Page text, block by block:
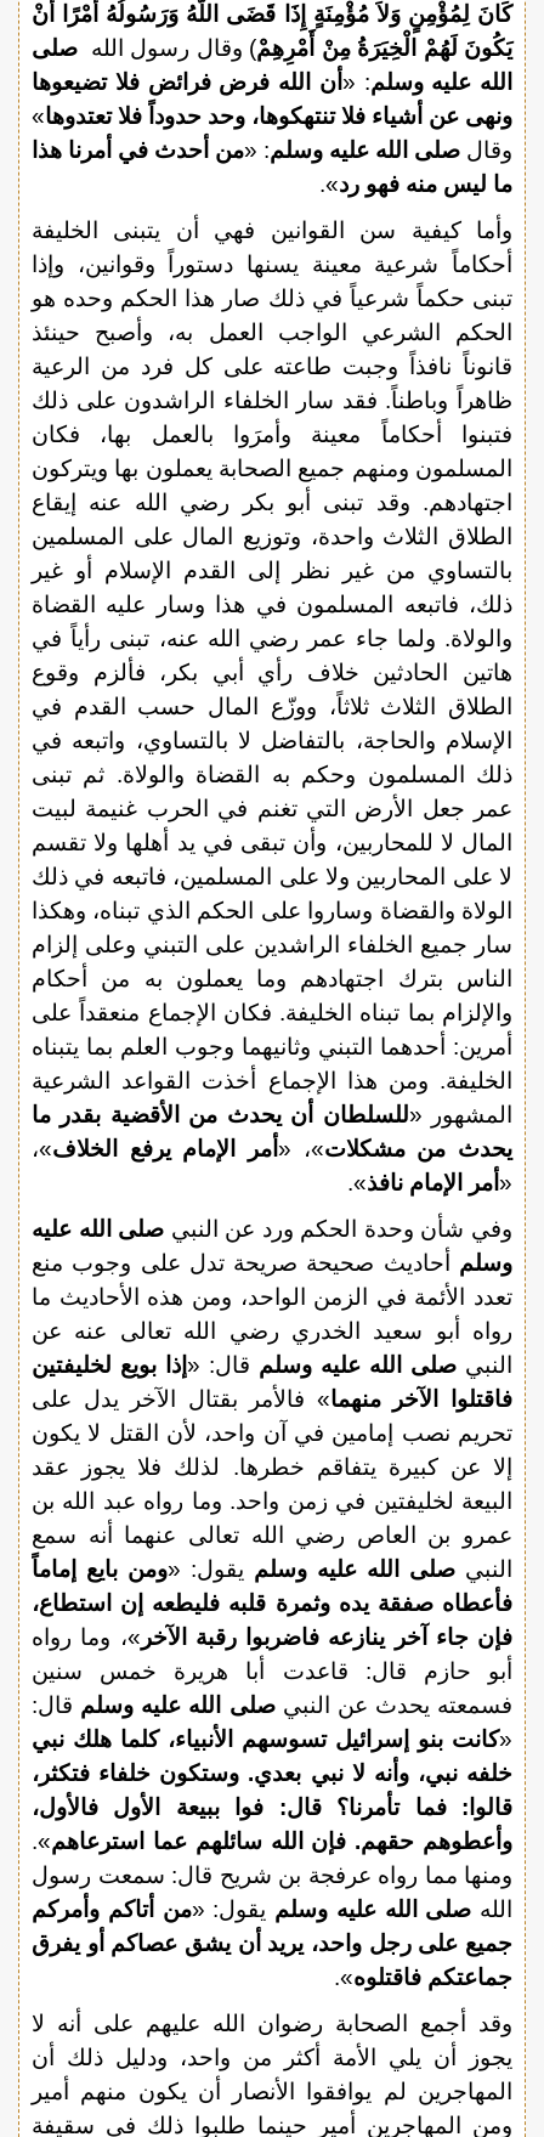
كَانَ لِمُؤْمِنٍ وَلاَ مُؤْمِنَةٍ إِذَا قَضَى اللَّهُ وَرَسُولُهُ أَمْرًا أَنْ
يَكُونَ لَهُمْ الْخِيَرَةُ مِنْ أَمْرِهِمْ) وقال رسول الله صلى
الله عليه وسلم: « أن الله فرض فرائض فلا تضيعوها
ونهى عن أشياء فلا تنتهكوها، وحد حدوداً فلا تعتدوها»
وقال صلى الله عليه وسلم: «من أحدث في أمرنا هذا
ما ليس منه فهو رد».
وأما كيفية سن القوانين فهي أن يتبنى الخليفة
أحكاماً شرعية معينة يسنها دستوراً وقوانين، وإذا
تبنى حكماً شرعياً في ذلك صار هذا الحكم وحده هو
الحكم الشرعي الواجب العمل به، وأصبح حينئذ
قانوناً نافذاً وجبت طاعته على كل فرد من الرعية
ظاهراً وباطناً. فقد سار الخلفاء الراشدون على ذلك
فتبنوا أحكاماً معينة وأمرَوا بالعمل بها، فكان
المسلمون ومنهم جميع الصحابة يعملون بها ويتركون
اجتهادهم. وقد تبنى أبو بكر رضي الله عنه إيقاع
الطلاق الثلاث واحدة، وتوزيع المال على المسلمين
بالتساوي من غير نظر إلى القدم الإسلام أو غير
ذلك، فاتبعه المسلمون في هذا وسار عليه القضاة
والولاة. ولما جاء عمر رضي الله عنه، تبنى رأياً في
هاتين الحادثين خلاف رأي أبي بكر، فألزم وقوع
الطلاق الثلاث ثلاثاً، ووزّع المال حسب القدم في
الإسلام والحاجة، بالتفاضل لا بالتساوي، واتبعه في
ذلك المسلمون وحكم به القضاة والولاة. ثم تبنى
عمر جعل الأرض التي تغنم في الحرب غنيمة لبيت
المال لا للمحاربين، وأن تبقى في يد أهلها ولا تقسم
لا على المحاربين ولا على المسلمين، فاتبعه في ذلك
الولاة والقضاة وساروا على الحكم الذي تبناه، وهكذا
سار جميع الخلفاء الراشدين على التبني وعلى إلزام
الناس بترك اجتهادهم وما يعملون به من أحكام
والإلزام بما تبناه الخليفة. فكان الإجماع منعقداً على
أمرين: أحدهما التبني وثانيهما وجوب العلم بما يتبناه
الخليفة. ومن هذا الإجماع أخذت القواعد الشرعية
المشهور «للسلطان أن يحدث من الأقضية بقدر ما
يحدث من مشكلات»، « أمر الإمام يرفع الخلاف»،
« أمر الإمام نافذ».
وفي شأن وحدة الحكم ورد عن النبي صلى الله عليه
وسلم أحاديث صحيحة صريحة تدل على وجوب منع
تعدد الأئمة في الزمن الواحد، ومن هذه الأحاديث ما
رواه أبو سعيد الخدري رضي الله تعالى عنه عن
النبي صلى الله عليه وسلم قال: « إذا بويع لخليفتين
فاقتلوا الآخر منهما» فالأمر بقتال الآخر يدل على
تحريم نصب إمامين في آن واحد، لأن القتل لا يكون
إلا عن كبيرة يتفاقم خطرها. لذلك فلا يجوز عقد
البيعة لخليفتين في زمن واحد. وما رواه عبد الله بن
عمرو بن العاص رضي الله تعالى عنهما أنه سمع
النبي صلى الله عليه وسلم يقول: «ومن بايع إماماً
فأعطاه صفقة يده وثمرة قلبه فليطعه إن استطاع،
فإن جاء آخر ينازعه فاضربوا رقبة الآخر »، وما رواه
أبو حازم قال: قاعدت أبا هريرة خمس سنين
فسمعته يحدث عن النبيصلى الله عليه وسلم قال:
«كانت بنو إسرائيل تسوسهم الأنبياء، كلما هلك نبي
خلفه نبي، وأنه لا نبي بعدي. وستكون خلفاء فتكثر،
قالوا: فما تأمرنا؟ قال: فوا ببيعة الأول فالأول،
وأعطوهم حقهم. فإن الله سائلهم عما استرعاهم».
ومنها مما رواه عرفجة بن شريح قال: سمعت رسول
الله صلى الله عليه وسلم يقول: «من أتاكم وأمركم
جميع على رجل واحد، يريد أن يشق عصاكم أو يفرق
جماعتكم فاقتلوه».
وقد أجمع الصحابة رضوان الله عليهم على أنه لا
يجوز أن يلي الأمة أكثر من واحد، ودليل ذلك أن
المهاجرين لم يوافقوا الأنصار أن يكون منهم أمير
ومن المهاجرين أمير حينما طلبوا ذلك في سقيفة